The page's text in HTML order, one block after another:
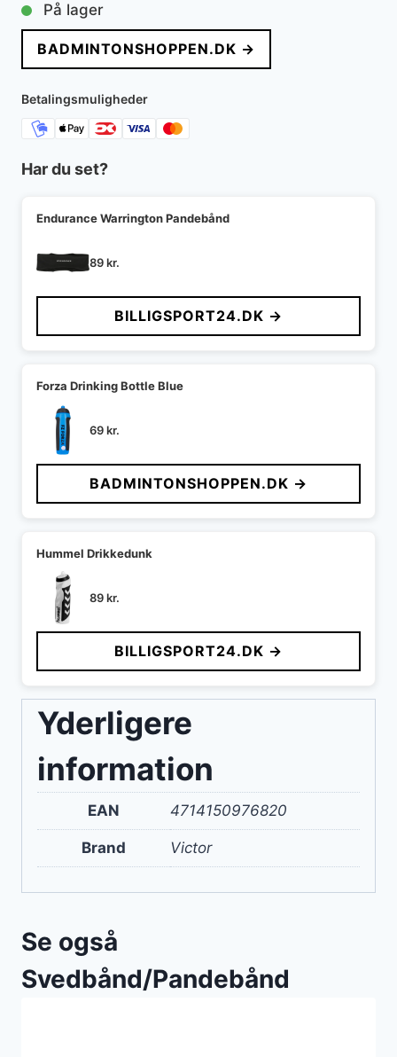
På lager
BADMINTONSHOPPEN.DK →
Betalingsmuligheder
Har du set?
Endurance Warrington Pandebånd
89kr.
BILLIGSPORT24.DK →
Forza Drinking Bottle Blue
69kr.
BADMINTONSHOPPEN.DK →
Hummel Drikkedunk
89kr.
BILLIGSPORT24.DK →
Yderligere
information
EAN 4714150976820
Brand Victor
Se også
Svedbånd/Pandebånd